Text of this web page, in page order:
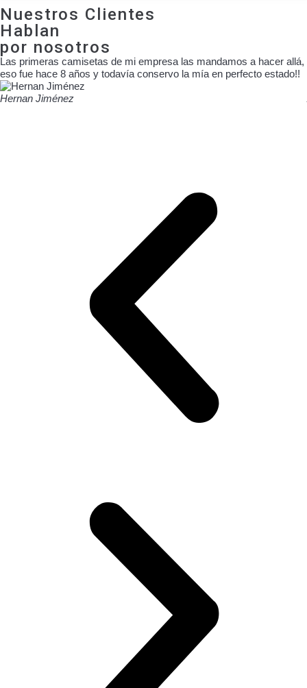
Nuestros Clientes
Hablan
por nosotros
Las primeras camisetas de mi empresa las mandamos a hacer allá,
eso fue hace 8 años y todavía conservo la mía en perfecto estado!!
Hernan Jiménez